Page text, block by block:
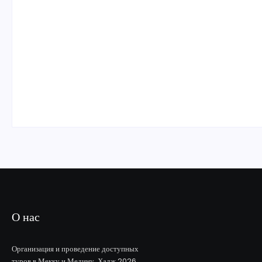
О нас
Организация и проведение доступных